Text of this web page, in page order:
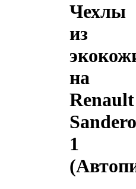
Чехлы
из
на
Renault
Sandero
1